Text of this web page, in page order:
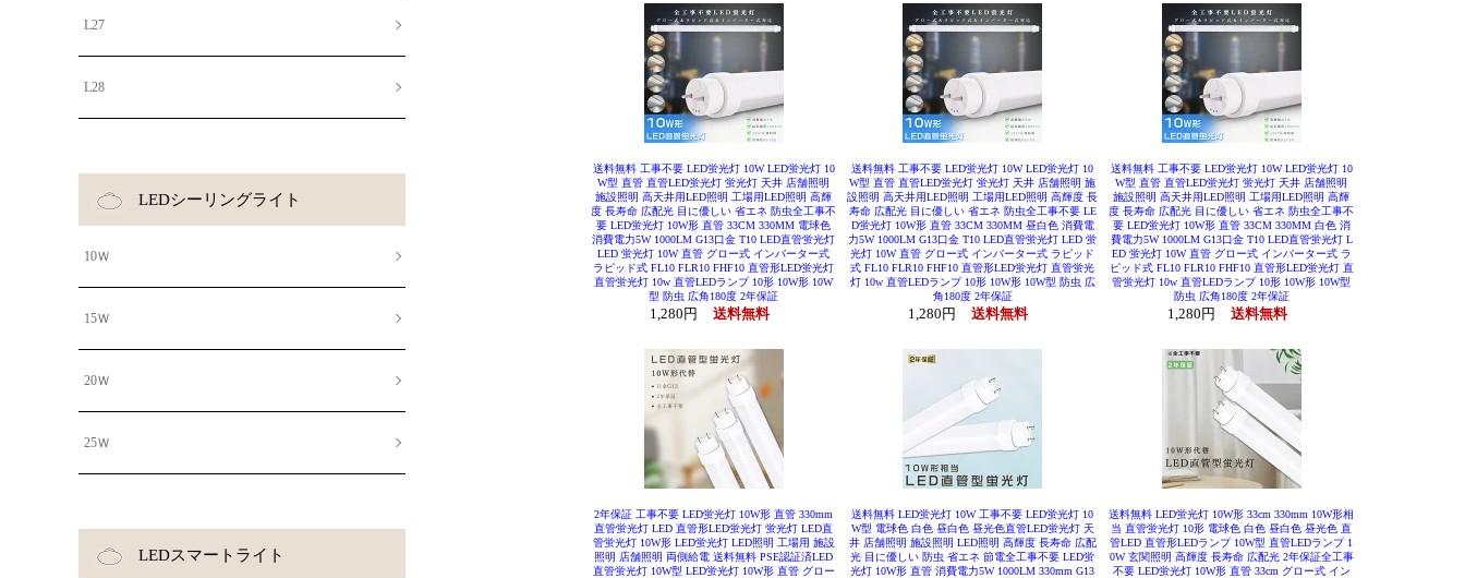
L27
L28
LEDシーリングライト
10Ｗ
15Ｗ
20Ｗ
25Ｗ
LEDスマートライト
送料無料 工事不要 LED蛍光灯 10W LED蛍光灯 10
W型 直管 直管LED蛍光灯 蛍光灯 天井 店舗照明
施設照明 高天井用LED照明 工場用LED照明 高輝
度 長寿命 広配光 目に優しい 省エネ 防虫全工事不
要 LED蛍光灯 10W形 直管 33CM 330MM 電球色
消費電力5W 1000LM G13口金 T10 LED直管蛍光灯
LED 蛍光灯 10W 直管 グロー式 インバーター式
ラピッド式 FL10 FLR10 FHF10 直管形LED蛍光灯
直管蛍光灯 10w 直管LEDランプ 10形 10W形 10W
型 防虫 広角180度 2年保証
1,280円 送料無料
送料無料 工事不要 LED蛍光灯 10W LED蛍光灯 10
W型 直管 直管LED蛍光灯 蛍光灯 天井 店舗照明 施
設照明 高天井用LED照明 工場用LED照明 高輝度 長
寿命 広配光 目に優しい 省エネ 防虫全工事不要 LE
D蛍光灯 10W形 直管 33CM 330MM 昼白色 消費電
力5W 1000LM G13口金 T10 LED直管蛍光灯 LED 蛍
光灯 10W 直管 グロー式 インバーター式 ラピッド
式 FL10 FLR10 FHF10 直管形LED蛍光灯 直管蛍光
灯 10w 直管LEDランプ 10形 10W形 10W型 防虫 広
角180度 2年保証
1,280円 送料無料
送料無料 工事不要 LED蛍光灯 10W LED蛍光灯 10
W型 直管 直管LED蛍光灯 蛍光灯 天井 店舗照明
施設照明 高天井用LED照明 工場用LED照明 高輝
度 長寿命 広配光 目に優しい 省エネ 防虫全工事不
要 LED蛍光灯 10W形 直管 33CM 330MM 白色 消
費電力5W 1000LM G13口金 T10 LED直管蛍光灯 L
ED 蛍光灯 10W 直管 グロー式 インバーター式 ラ
ピッド式 FL10 FLR10 FHF10 直管形LED蛍光灯 直
管蛍光灯 10w 直管LEDランプ 10形 10W形 10W型
防虫 広角180度 2年保証
1,280円 送料無料
2年保証 工事不要 LED蛍光灯 10W形 直管 330mm
直管蛍光灯 LED 直管形LED蛍光灯 蛍光灯 LED直
管蛍光灯 10W形 LED蛍光灯 LED照明 工場用 施設
照明 店舗照明 両側給電 送料無料 PSE認証済LED
直管蛍光灯 10W型 LED蛍光灯 10W形 直管 グロー
送料無料 LED蛍光灯 10W 工事不要 LED蛍光灯 10
W型 電球色 白色 昼白色 昼光色直管LED蛍光灯 天
井 店舗照明 施設照明 LED照明 高輝度 長寿命 広配
光 目に優しい 防虫 省エネ 節電全工事不要 LED蛍
光灯 10W形 直管 消費電力5W 1000LM 330mm G13
送料無料 LED蛍光灯 10W形 33cm 330mm 10W形相
当 直管蛍光灯 10形 電球色 白色 昼白色 昼光色 直
管LED 直管形LEDランプ 10W型 直管LEDランプ 1
0W 玄関照明 高輝度 長寿命 広配光 2年保証全工事
不要 LED蛍光灯 10W形 直管 33cm グロー式 イン